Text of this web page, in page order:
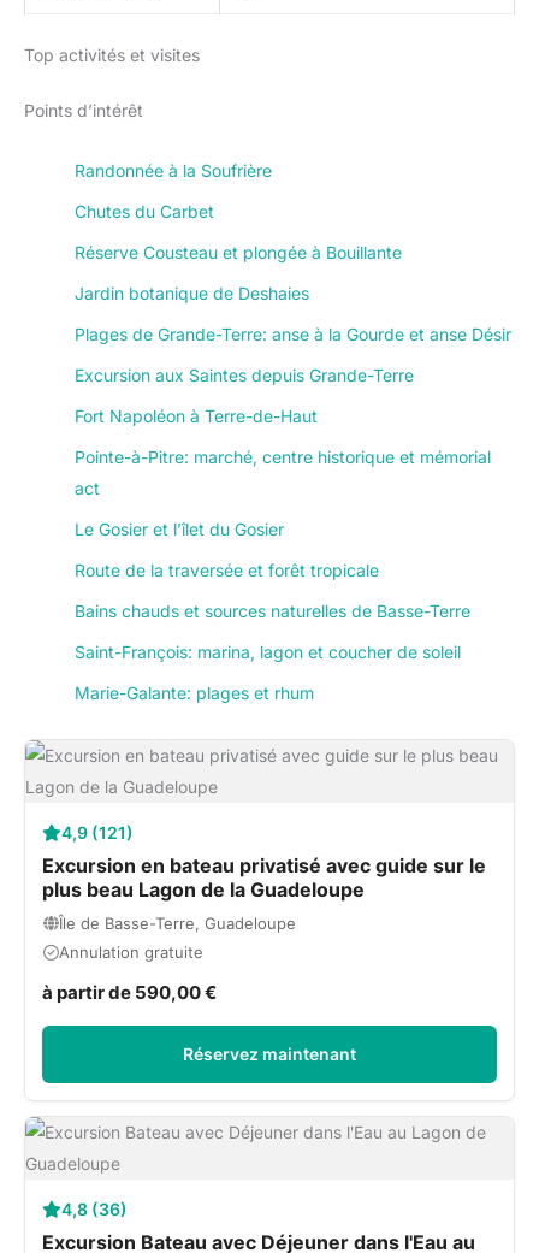
Top activités et visites
Points d’intérêt
Randonnée à la Soufrière
Chutes du Carbet
Réserve Cousteau et plongée à Bouillante
Jardin botanique de Deshaies
Plages de Grande-Terre: anse à la Gourde et anse Désir
Excursion aux Saintes depuis Grande-Terre
Fort Napoléon à Terre-de-Haut
Pointe-à-Pitre: marché, centre historique et mémorial
act
Le Gosier et l’îlet du Gosier
Route de la traversée et forêt tropicale
Bains chauds et sources naturelles de Basse-Terre
Saint-François: marina, lagon et coucher de soleil
Marie-Galante: plages et rhum
4,9 (121)
Excursion en bateau privatisé avec guide sur le
plus beau Lagon de la Guadeloupe
Île de Basse-Terre, Guadeloupe
Annulation gratuite
à partir de 590,00 €
Réservez maintenant
4,8 (36)
Excursion Bateau avec Déjeuner dans l'Eau au